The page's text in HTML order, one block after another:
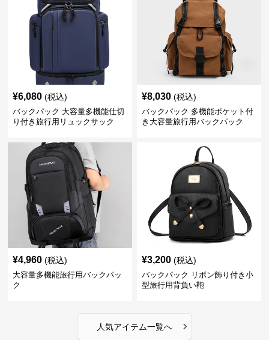
¥6,080 (税込)
バックパック 大容量多機能仕切
り付き旅行用リュックサック
¥8,030 (税込)
バックパック 多機能ポケット付
き大容量旅行用バックパック
¥4,960 (税込)
大容量多機能旅行用バックパッ
ク
¥3,200 (税込)
バックパック リボン飾り付き小
型旅行用背負い鞄
人気アイテム一覧へ ›